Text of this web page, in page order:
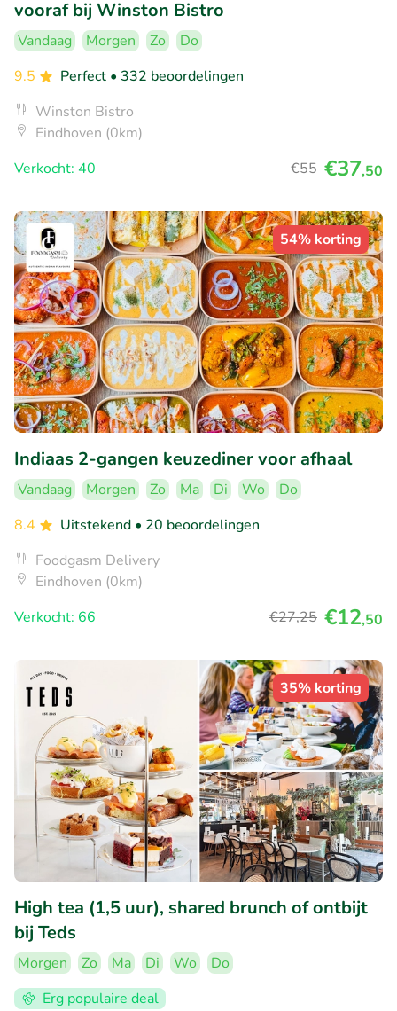
vooraf bij Winston Bistro
Vandaag Morgen Zo
Do
9.5
Perfect • 332 beoordelingen
Winston Bistro
Eindhoven (0km)
Verkocht: 40
€55 €37,50
54% korting
Indiaas 2-gangen keuzediner voor afhaal
Vandaag Morgen Zo Ma Di Wo
Do
8.4
Uitstekend • 20 beoordelingen
Foodgasm Delivery
Eindhoven (0km)
Verkocht: 66
€27,25 €12,50
35% korting
High tea (1,5 uur), shared brunch of ontbijt
bij Teds
Morgen Zo Ma Di Wo
Do
Erg populaire deal